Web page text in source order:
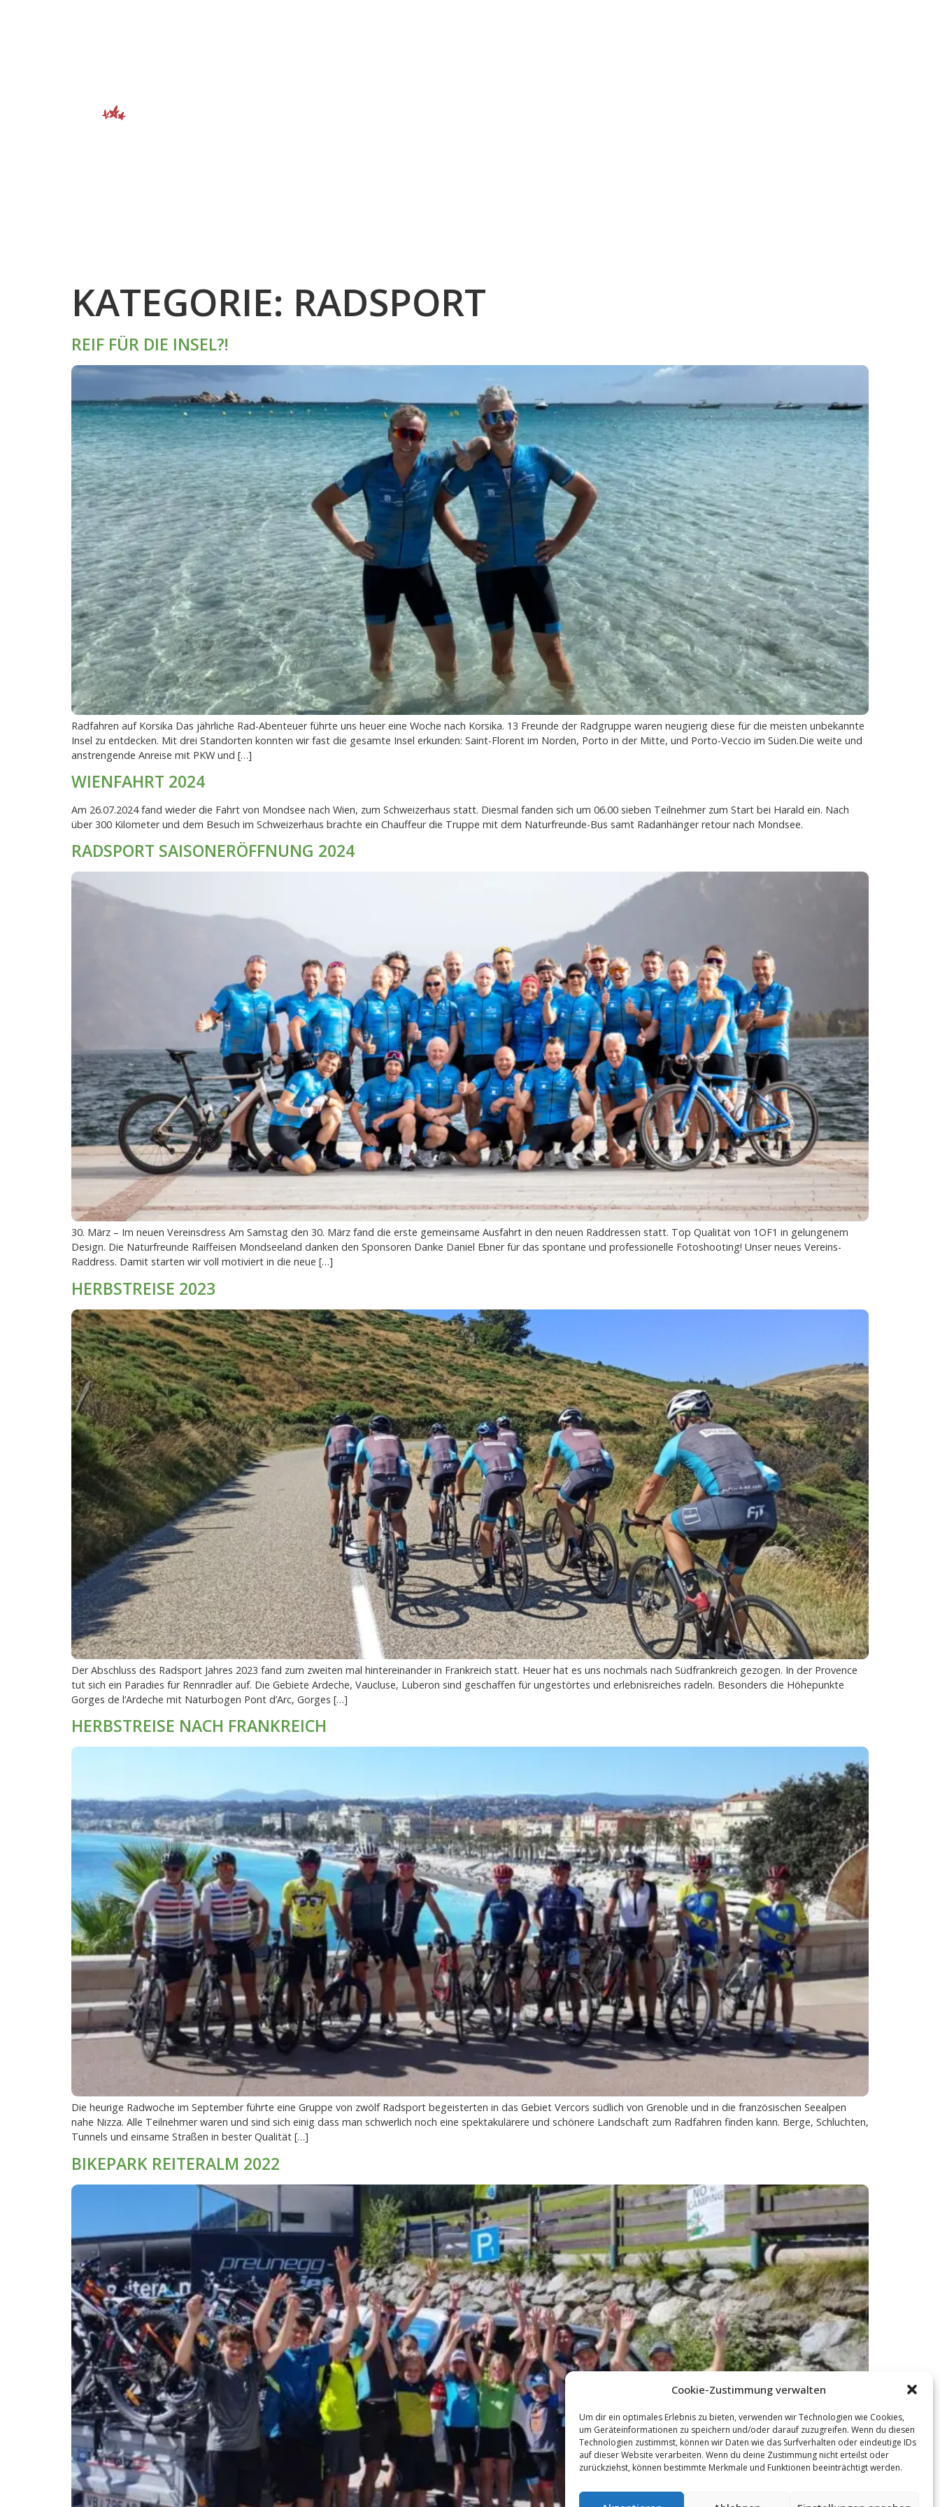
Cookie-Zustimmung verwalten
Um dir ein optimales Erlebnis zu bieten, verwenden wir Technologien wie Cookies,
um Geräteinformationen zu speichern und/oder darauf zuzugreifen. Wenn du diesen
Technologien zustimmst, können wir Daten wie das Surfverhalten oder eindeutige IDs
auf dieser Website verarbeiten. Wenn du deine Zustimmung nicht erteilst oder
zurückziehst, können bestimmte Merkmale und Funktionen beeinträchtigt werden.
KATEGORIE: RADSPORT
REIF FÜR DIE INSEL?!
Radfahren auf Korsika Das jährliche Rad-Abenteuer führte uns heuer eine Woche nach Korsika. 13 Freunde der Radgruppe waren neugierig diese für die meisten unbekannte
Insel zu entdecken. Mit drei Standorten konnten wir fast die gesamte Insel erkunden: Saint-Florent im Norden, Porto in der Mitte, und Porto-Veccio im Süden.Die weite und
anstrengende Anreise mit PKW und […]
WIENFAHRT 2024
Am 26.07.2024 fand wieder die Fahrt von Mondsee nach Wien, zum Schweizerhaus statt. Diesmal fanden sich um 06.00 sieben Teilnehmer zum Start bei Harald ein. Nach
über 300 Kilometer und dem Besuch im Schweizerhaus brachte ein Chauffeur die Truppe mit dem Naturfreunde-Bus samt Radanhänger retour nach Mondsee.
RADSPORT SAISONERÖFFNUNG 2024
30. März – Im neuen Vereinsdress Am Samstag den 30. März fand die erste gemeinsame Ausfahrt in den neuen Raddressen statt. Top Qualität von 1OF1 in gelungenem
Design. Die Naturfreunde Raiffeisen Mondseeland danken den Sponsoren Danke Daniel Ebner für das spontane und professionelle Fotoshooting! Unser neues Vereins-
Raddress. Damit starten wir voll motiviert in die neue […]
HERBSTREISE 2023
Der Abschluss des Radsport Jahres 2023 fand zum zweiten mal hintereinander in Frankreich statt. Heuer hat es uns nochmals nach Südfrankreich gezogen. In der Provence
tut sich ein Paradies für Rennradler auf. Die Gebiete Ardeche, Vaucluse, Luberon sind geschaffen für ungestörtes und erlebnisreiches radeln. Besonders die Höhepunkte
Gorges de l’Ardeche mit Naturbogen Pont d’Arc, Gorges […]
HERBSTREISE NACH FRANKREICH
Die heurige Radwoche im September führte eine Gruppe von zwölf Radsport begeisterten in das Gebiet Vercors südlich von Grenoble und in die französischen Seealpen
nahe Nizza. Alle Teilnehmer waren und sind sich einig dass man schwerlich noch eine spektakulärere und schönere Landschaft zum Radfahren finden kann. Berge, Schluchten,
Tunnels und einsame Straßen in bester Qualität […]
BIKEPARK REITERALM 2022